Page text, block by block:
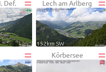
Def. Lech am Arlberg
152km SW
Körbersee